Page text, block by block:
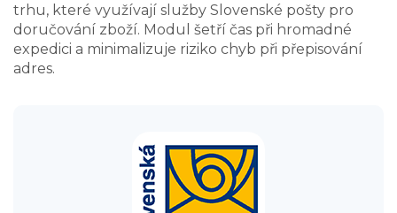
trhu, které využívají služby Slovenské pošty pro
doručování zboží. Modul šetří čas při hromadné
expedici a minimalizuje riziko chyb při přepisování
adres.